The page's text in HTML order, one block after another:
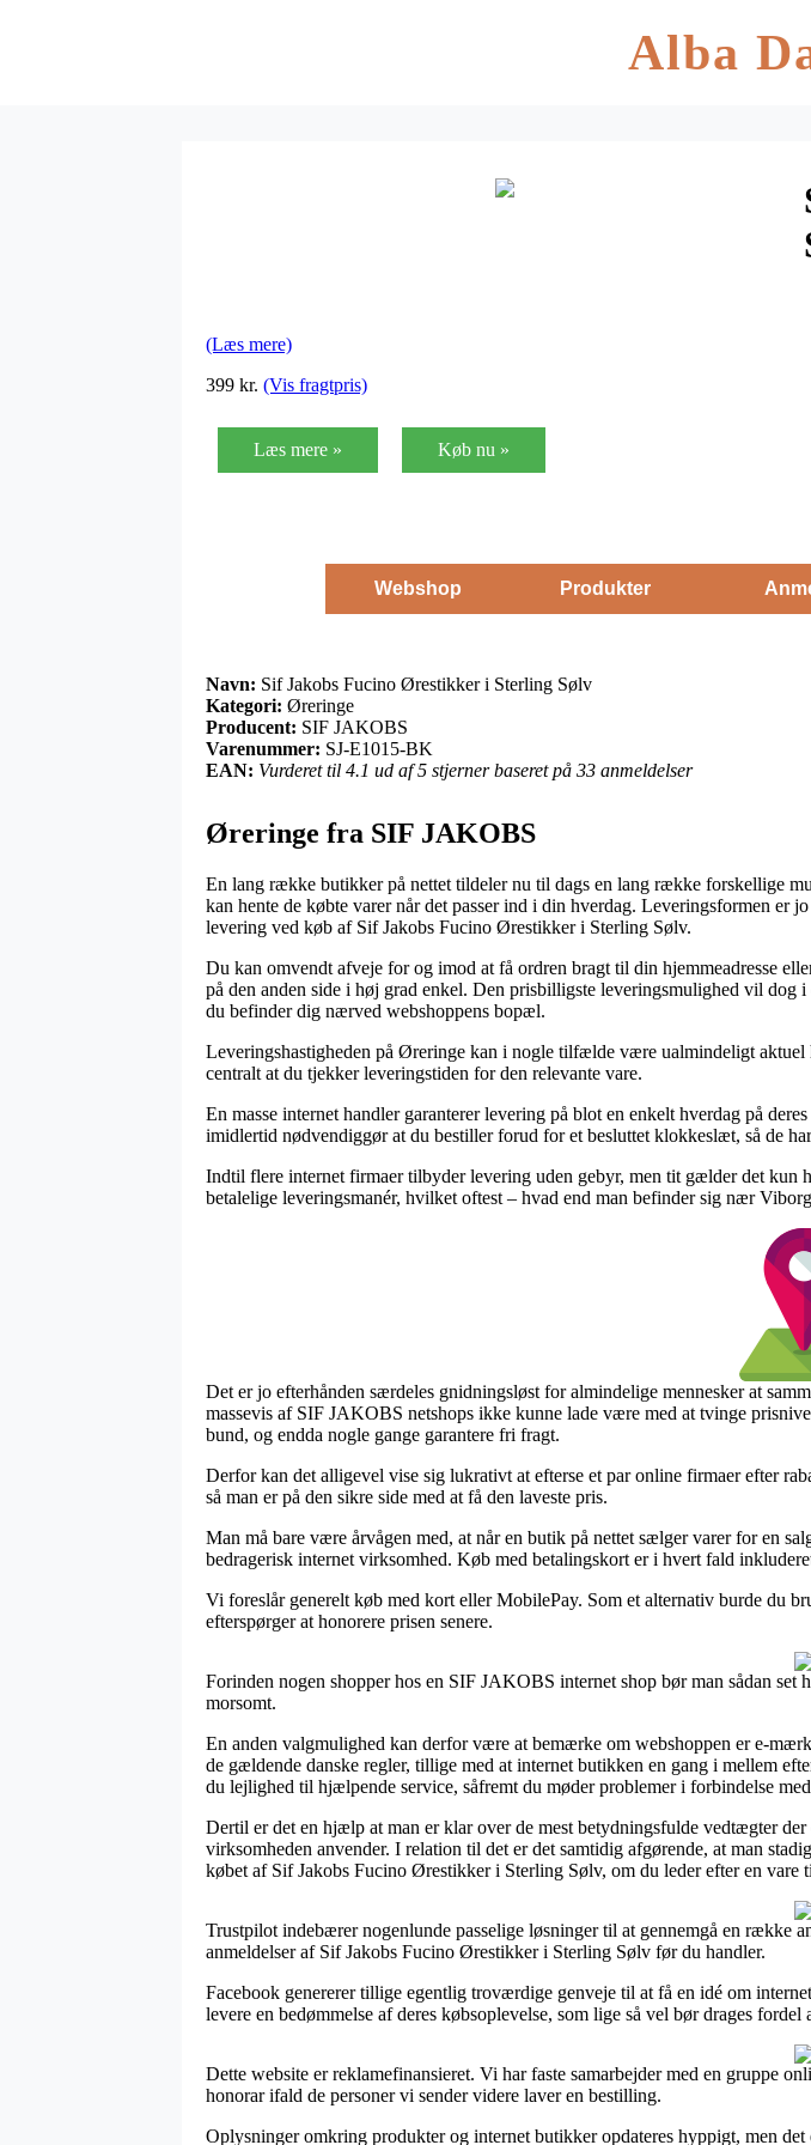
Alba
(Læs mere)
399 kr. (Vis fragtpris)
Læs mere » Køb nu »
Webshop Produkter
Navn: Sif Jakobs Fucino Ørestikker i Sterling Sølv
Kategori: Øreringe
Producent: SIF JAKOBS
Varenummer: SJ-E1015-BK
EAN: Vurderet til 4.1 ud af 5 stjerner baseret på 33 anmeldelser
Øreringe fra SIF JAKOBS
En lang række butikker på nettet tildeler nu til dags en lang række forskellige
kan hente de købte varer når det passer ind i din hverdag. Leveringsformen er
levering ved køb af Sif Jakobs Fucino Ørestikker i Sterling Sølv.
Du kan omvendt afveje for og imod at få ordren bragt til din hjemmeadresse
på den anden side i høj grad enkel. Den prisbilligste leveringsmulighed vil
du befinder dig nærved webshoppens bopæl.
Leveringshastigheden på Øreringe kan i nogle tilfælde være ualmindeligt
centralt at du tjekker leveringstiden for den relevante vare.
En masse internet handler garanterer levering på blot en enkelt hverdag på
imidlertid nødvendiggør at du bestiller forud for et besluttet klokkeslæt, så de
Indtil flere internet firmaer tilbyder levering uden gebyr, men tit gælder det kun
betalelige leveringsmanér, hvilket oftest – hvad end man befinder sig nær
Det er jo efterhånden særdeles gnidningsløst for almindelige mennesker at
massevis af SIF JAKOBS netshops ikke kunne lade være med at tvinge
bund, og endda nogle gange garantere fri fragt.
Derfor kan det alligevel vise sig lukrativt at efterse et par online firmaer efter
så man er på den sikre side med at få den laveste pris.
Man må bare være årvågen med, at når en butik på nettet sælger varer for en
bedragerisk internet virksomhed. Køb med betalingskort er i hvert fald
Vi foreslår generelt køb med kort eller MobilePay. Som et alternativ burde du
efterspørger at honorere prisen senere.
Forinden nogen shopper hos en SIF JAKOBS internet shop bør man sådan
morsomt.
En anden valgmulighed kan derfor være at bemærke om webshoppen er e-
de gældende danske regler, tillige med at internet butikken en gang i mellem
du lejlighed til hjælpende service, såfremt du møder problemer i forbindelse
Dertil er det en hjælp at man er klar over de mest betydningsfulde vedtægter
virksomheden anvender. I relation til det er det samtidig afgørende, at man
købet af Sif Jakobs Fucino Ørestikker i Sterling Sølv, om du leder efter en vare
Trustpilot indebærer nogenlunde passelige løsninger til at gennemgå en række
anmeldelser af Sif Jakobs Fucino Ørestikker i Sterling Sølv før du handler.
Facebook genererer tillige egentlig troværdige genveje til at få en idé om
levere en bedømmelse af deres købsoplevelse, som lige så vel bør drages
Dette website er reklamefinansieret. Vi har faste samarbejder med en gruppe
honorar ifald de personer vi sender videre laver en bestilling.
Oplysninger omkring produkter og internet butikker opdateres hyppigt, men